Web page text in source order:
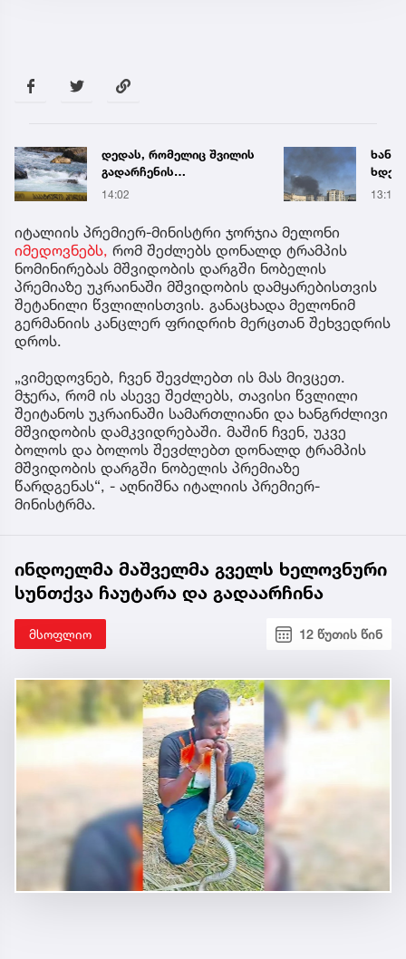
დედას, რომელიც შვილის
გადარჩენის
მცდელობისას, დინებამ
დრომდე ეძებენ
14:02 13:14
იტალიის პრემიერ-მინისტრი ჯორჯია მელონი
იმედოვნებს, რომ შეძლებს დონალდ ტრამპის
ნომინირებას მშვიდობის დარგში ნობელის
პრემიაზე უკრაინაში მშვიდობის დამყარებისთვის
შეტანილი წვლილისთვის. განაცხადა მელონიმ
გერმანიის კანცლერ ფრიდრიხ მერცთან შეხვედრის
დროს.
„ვიმედოვნებ, ჩვენ შევძლებთ ის მას მივცეთ.
მჯერა, რომ ის ასევე შეძლებს, თავისი წვლილი
შეიტანოს უკრაინაში სამართლიანი და ხანგრძლივი
მშვიდობის დამკვიდრებაში. მაშინ ჩვენ, უკვე
ბოლოს და ბოლოს შევძლებთ დონალდ ტრამპის
მშვიდობის დარგში ნობელის პრემიაზე
წარდგენას“, - აღნიშნა იტალიის პრემიერ-
მინისტრმა.
ინდოელმა მაშველმა გველს ხელოვნური
სუნთქვა ჩაუტარა და გადაარჩინა
მსოფლიო 12 წუთის წინ